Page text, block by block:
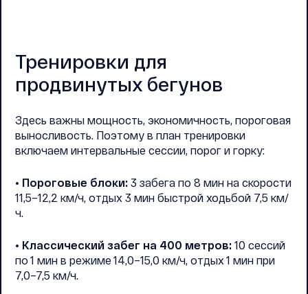
Тренировки для
продвинутых бегунов
Здесь важны мощность, экономичность, пороговая
выносливость. Поэтому в план тренировки
включаем интервальные сессии, порог и горку:
• Пороговые блоки: 3 забега по 8 мин на скорости
11,5–12,2 км/ч, отдых 3 мин быстрой ходьбой 7,5 км/
ч.
• Классический забег на 400 метров: 10 сессий
по 1 мин в режиме 14,0–15,0 км/ч, отдых 1 мин при
7,0–7,5 км/ч.